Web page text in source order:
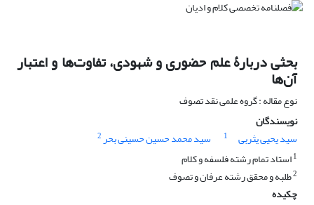
بحثی دربارۀ علم حضوری و شهودی، تفاوت‌ها و اعتبار
آن‌ها
نوع مقاله : گروه علمی نقد تصوف
نویسندگان
سید یحیی یثربی
1 سید محمد حسین حسینی بحر2
1استاد تمام رشته فلسفه و کلام
2طلبه و محقق رشته عرفان و تصوف
چکیده